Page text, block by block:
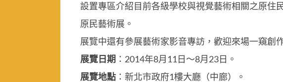
設置專區介紹目前各級學校與視覺藝術相關之原住
原民藝術展。
展覽中還有參展藝術家影音專訪，歡迎來場一窺創
展覽日期 ：2014年8月11日～8月23日。
展覽地點 ：新北市政府1樓大廳（中廊）。